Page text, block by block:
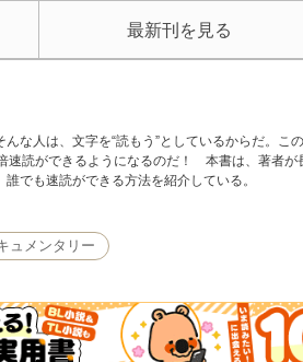
最新刊を見る
な人は、文字を“読もう”としているからだ。こ
読ができるようになるのだ！ 本書は、著者が
でも速読ができる方法を紹介している。
ュメンタリー